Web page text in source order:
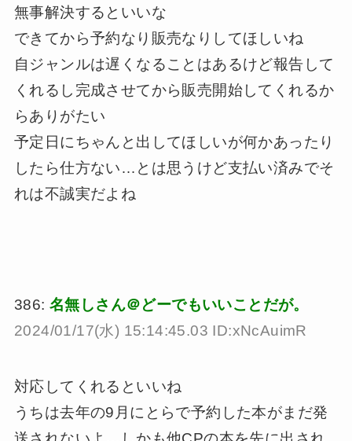
無事解決するといいな
できてから予約なり販売なりしてほしいね
自ジャンルは遅くなることはあるけど報告して
くれるし完成させてから販売開始してくれるか
らありがたい
予定日にちゃんと出してほしいが何かあったり
したら仕方ない…とは思うけど支払い済みでそ
れは不誠実だよね
386: 名無しさん＠どーでもいいことだが。
2024/01/17(水) 15:14:45.03 ID:xNcAuimR
対応してくれるといいね
うちは去年の9月にとらで予約した本がまだ発